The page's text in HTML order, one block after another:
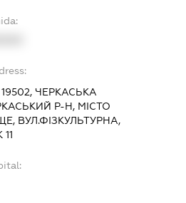
ЧЕРКАСЬКА
Р-Н, МІСТО
ВУЛ.ФІЗКУЛЬТУРНА,